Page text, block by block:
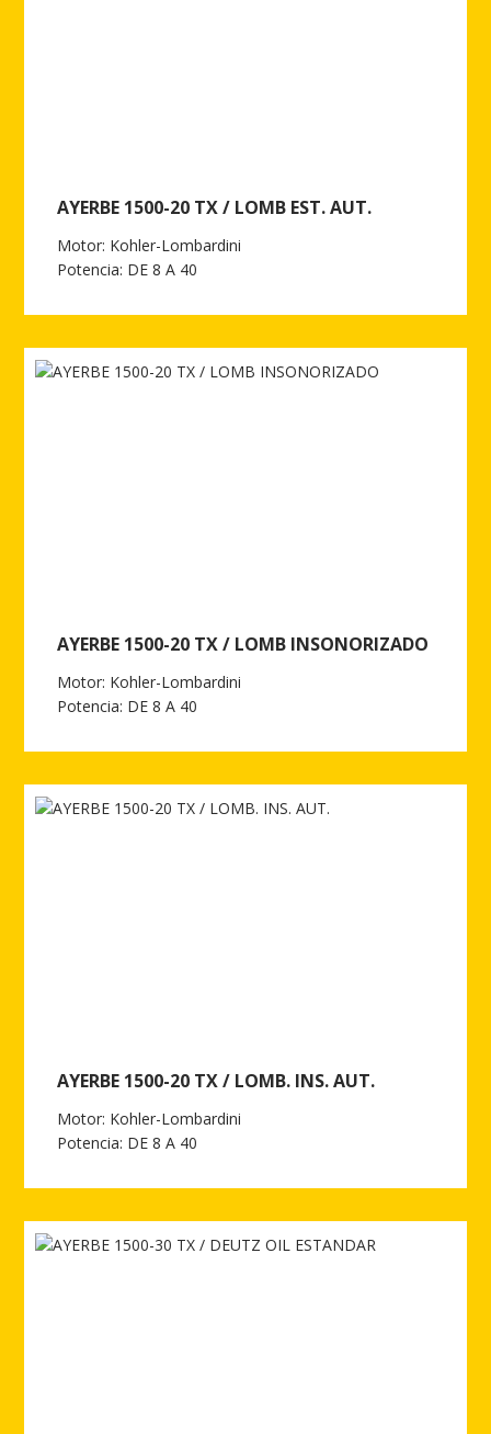
AYERBE 1500-20 TX / LOMB EST. AUT.
Motor: Kohler-Lombardini
Potencia: DE 8 A 40
AYERBE 1500-20 TX / LOMB INSONORIZADO
Motor: Kohler-Lombardini
Potencia: DE 8 A 40
AYERBE 1500-20 TX / LOMB. INS. AUT.
Motor: Kohler-Lombardini
Potencia: DE 8 A 40